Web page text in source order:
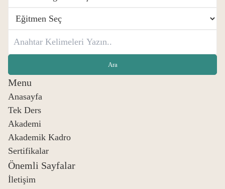
Menu
Anasayfa
Tek Ders
Akademi
Akademik Kadro
Sertifikalar
Önemli Sayfalar
İletişim